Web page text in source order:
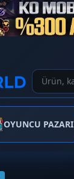
OYUNCU PAZARI